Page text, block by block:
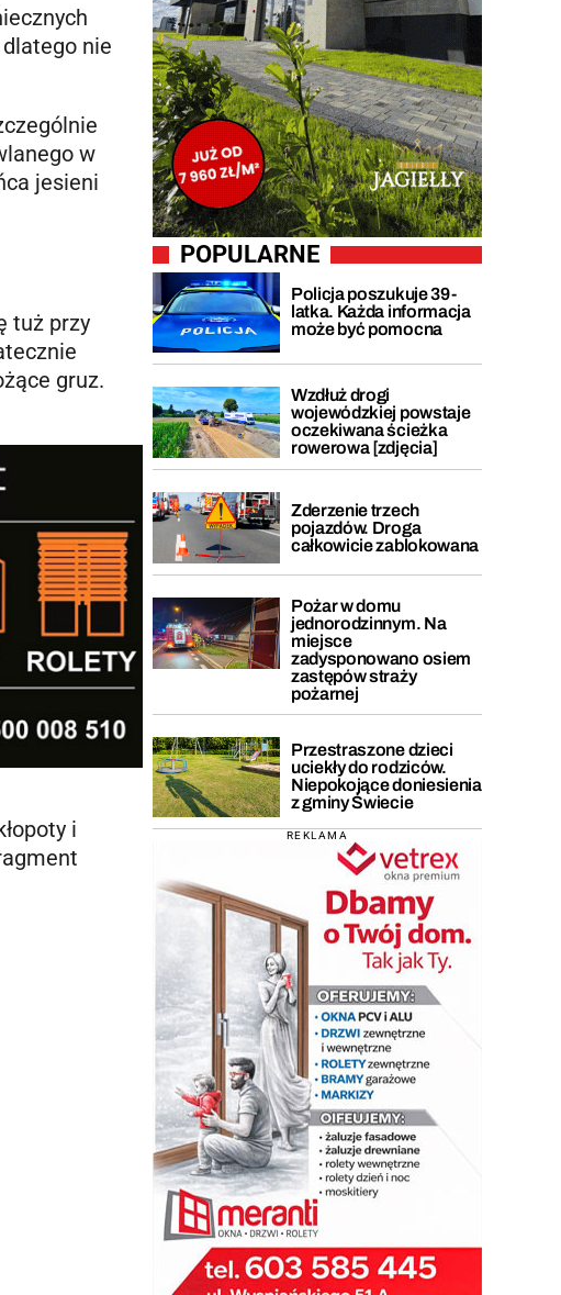
nie
w
jesieni
tuż przy
gruz.
i
POPULARNE
Policja poszukuje 39-
latka. Każda informacja
może być pomocna
Wzdłuż drogi
wojewódzkiej powstaje
oczekiwana ścieżka
rowerowa [zdjęcia]
Zderzenie trzech
pojazdów. Droga
całkowicie zablokowana
Pożar w domu
jednorodzinnym. Na
miejsce
zadysponowano osiem
zastępów straży
pożarnej
Przestraszone dzieci
uciekły do rodziców.
Niepokojące doniesienia
z gminy Świecie
REKLAMA